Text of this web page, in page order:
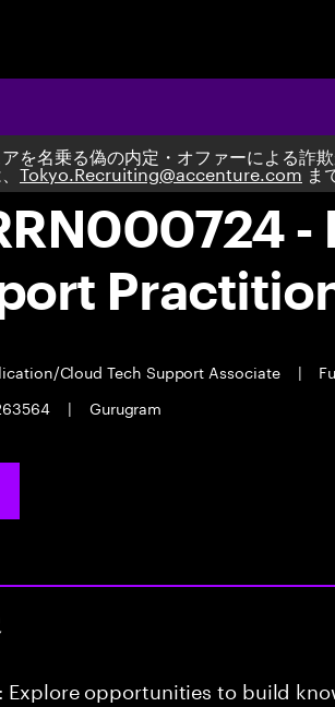
を名乗る偽の内定・オファーによる詐
Tokyo.Recruiting@accenture.comま
-
Cloud Tech Support Associate |
| Gurugram
Explore opportunities to build